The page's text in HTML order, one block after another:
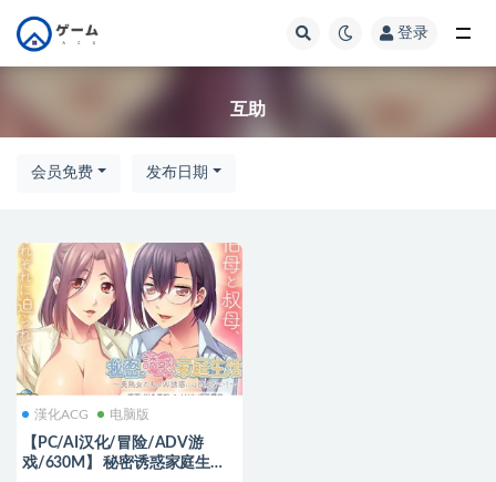
登录
互助
会员免费 发布日期
漢化ACG 电脑版
【PC/AI汉化/冒险/ADV游
戏/630M】 秘密诱惑家庭生活